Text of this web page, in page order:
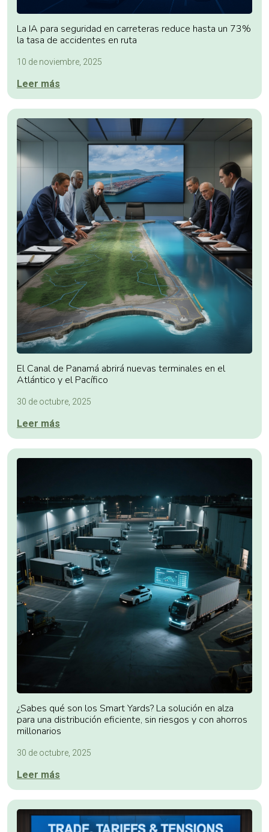
La IA para seguridad en carreteras reduce hasta un 73%
la tasa de accidentes en ruta
10 de noviembre, 2025
Leer más
El Canal de Panamá abrirá nuevas terminales en el
Atlántico y el Pacífico
30 de octubre, 2025
Leer más
¿Sabes qué son los Smart Yards? La solución en alza
para una distribución eficiente, sin riesgos y con ahorros
millonarios
30 de octubre, 2025
Leer más